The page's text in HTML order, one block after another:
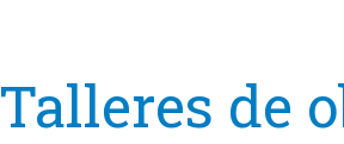
Talleres de